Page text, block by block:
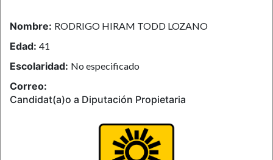
Nombre: RODRIGO HIRAM TODD LOZANO
Edad: 41
Escolaridad: No especificado
Correo:
Candidat(a)o a Diputación Propietaria